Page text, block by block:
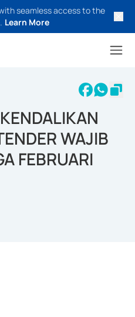
seamless access to the
Learn More
WAJIB
FEBRUARI